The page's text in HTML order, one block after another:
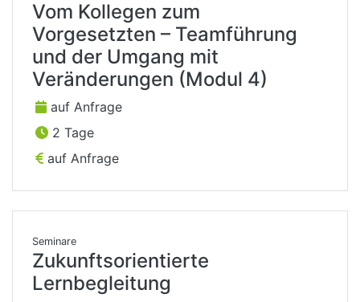
Vom Kollegen zum
Vorgesetzten – Teamführung
und der Umgang mit
Veränderungen (Modul 4)
auf Anfrage
2 Tage
auf Anfrage
Seminare
Zukunftsorientierte
Lernbegleitung